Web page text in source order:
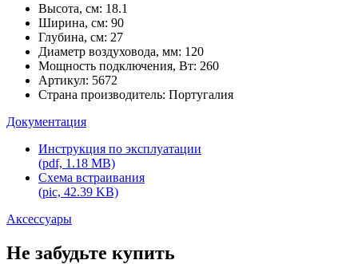
Высота, см: 18.1
Ширина, см: 90
Глубина, см: 27
Диаметр воздуховода, мм: 120
Мощность подключения, Вт: 260
Артикул: 5672
Страна производитель: Португалия
Документация
Инструкция по эксплуатации
(pdf, 1.18 MB)
Схема встраивания
(pic, 42.39 KB)
Аксессуары
Не забудьте купить